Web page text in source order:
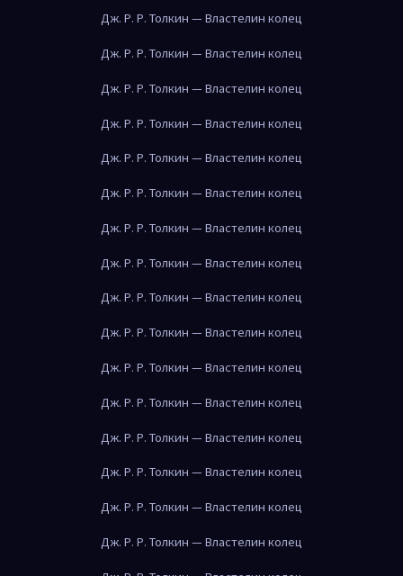
Дж. Р. Р. Толкин — Властелин колец
Дж. Р. Р. Толкин — Властелин колец
Дж. Р. Р. Толкин — Властелин колец
Дж. Р. Р. Толкин — Властелин колец
Дж. Р. Р. Толкин — Властелин колец
Дж. Р. Р. Толкин — Властелин колец
Дж. Р. Р. Толкин — Властелин колец
Дж. Р. Р. Толкин — Властелин колец
Дж. Р. Р. Толкин — Властелин колец
Дж. Р. Р. Толкин — Властелин колец
Дж. Р. Р. Толкин — Властелин колец
Дж. Р. Р. Толкин — Властелин колец
Дж. Р. Р. Толкин — Властелин колец
Дж. Р. Р. Толкин — Властелин колец
Дж. Р. Р. Толкин — Властелин колец
Дж. Р. Р. Толкин — Властелин колец